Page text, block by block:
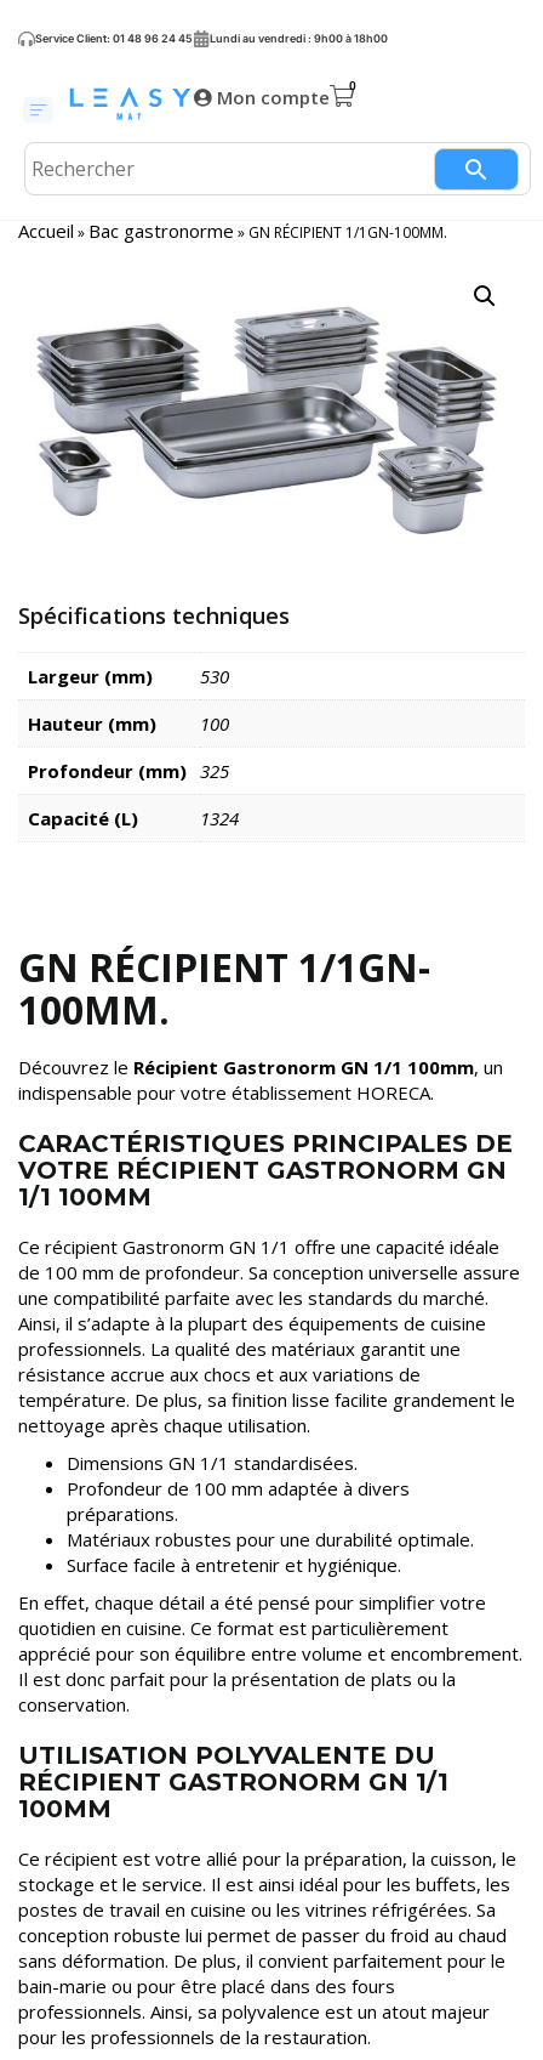
Service Client: 01 48 96 24 45 Lundi au vendredi : 9h00 à 18h00
Mon compte
Accueil » Bac gastronorme » GN RÉCIPIENT 1/1GN-100MM.
Spécifications techniques
Largeur (mm)
530
Hauteur (mm)
100
Profondeur (mm) 325
Capacité (L)
1324
GN RÉCIPIENT 1/1GN-
100MM.
Découvrez le Récipient Gastronorm GN 1/1 100mm, un
indispensable pour votre établissement HORECA.
CARACTÉRISTIQUES PRINCIPALES DE
VOTRE RÉCIPIENT GASTRONORM GN
1/1 100MM
Ce récipient Gastronorm GN 1/1 offre une capacité idéale
de 100 mm de profondeur. Sa conception universelle assure
une compatibilité parfaite avec les standards du marché.
Ainsi, il s’adapte à la plupart des équipements de cuisine
professionnels. La qualité des matériaux garantit une
résistance accrue aux chocs et aux variations de
température. De plus, sa finition lisse facilite grandement le
nettoyage après chaque utilisation.
Dimensions GN 1/1 standardisées.
Profondeur de 100 mm adaptée à divers
préparations.
Matériaux robustes pour une durabilité optimale.
Surface facile à entretenir et hygiénique.
En effet, chaque détail a été pensé pour simplifier votre
quotidien en cuisine. Ce format est particulièrement
apprécié pour son équilibre entre volume et encombrement.
Il est donc parfait pour la présentation de plats ou la
conservation.
UTILISATION POLYVALENTE DU
RÉCIPIENT GASTRONORM GN 1/1
100MM
Ce récipient est votre allié pour la préparation, la cuisson, le
stockage et le service. Il est ainsi idéal pour les buffets, les
postes de travail en cuisine ou les vitrines réfrigérées. Sa
conception robuste lui permet de passer du froid au chaud
sans déformation. De plus, il convient parfaitement pour le
bain-marie ou pour être placé dans des fours
professionnels. Ainsi, sa polyvalence est un atout majeur
pour les professionnels de la restauration.